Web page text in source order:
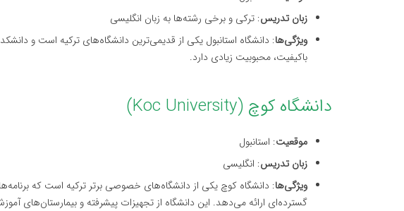
زبان تدریس: ترکی و برخی رشته‌ها به زبان انگلیسی
ویژگی‌ها: دانشگاه استانبول یکی از قدیمی‌ترین دانشگاه‌های ترکیه است و
باکیفیت، محبوبیت زیادی دارد.
دانشگاه کوچ (Koc University)
موقعیت: استانبول
زبان تدریس: انگلیسی
ویژگی‌ها: دانشگاه کوچ یکی از دانشگاه‌های خصوصی برتر ترکیه است که
گسترده‌ای ارائه می‌دهد. این دانشگاه از تجهیزات پیشرفته و بیمارستان‌های